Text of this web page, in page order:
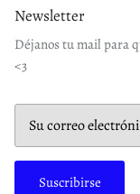
Newsletter
Déjanos tu mail para
<3
Suscribirse